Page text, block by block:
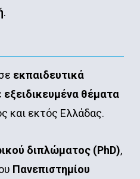
.
εκπαιδευτικά
εξειδικευμένα θέματα
και εκτός Ελλάδας.
διπλώματος (PhD),
Πανεπιστημίου